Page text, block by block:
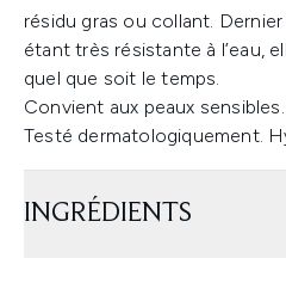
résidu gras ou collant.
étant très résistante à l’eau,
quel que soit le temps.
Convient aux peaux sensibles.
Testé dermatologiquement.
INGRÉDIENTS